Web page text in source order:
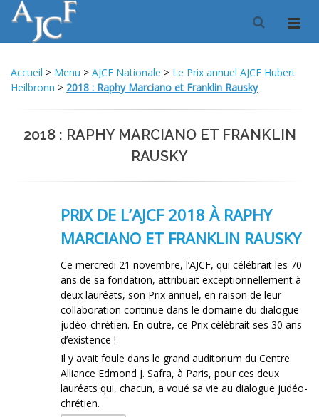
Accueil > Menu > AJCF Nationale > Le Prix annuel AJCF Hubert
Heilbronn > 2018 : Raphy Marciano et Franklin Rausky
2018 : RAPHY MARCIANO ET FRANKLIN
RAUSKY
PRIX DE L’AJCF 2018 À RAPHY
MARCIANO ET FRANKLIN RAUSKY
Ce mercredi 21 novembre, l’AJCF, qui célébrait les 70
ans de sa fondation, attribuait exceptionnellement à
deux lauréats, son Prix annuel, en raison de leur
collaboration continue dans le domaine du dialogue
judéo-chrétien. En outre, ce Prix célébrait ses 30 ans
d’existence !
Il y avait foule dans le grand auditorium du Centre
Alliance Edmond J. Safra, à Paris, pour ces deux
lauréats qui, chacun, a voué sa vie au dialogue judéo-
chrétien.